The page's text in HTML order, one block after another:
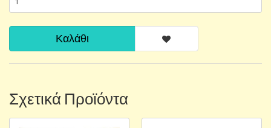
Καλάθι
Σχετικά Προϊόντα